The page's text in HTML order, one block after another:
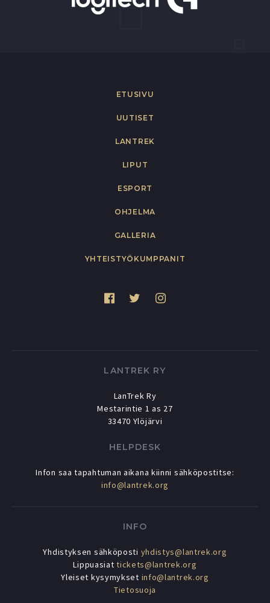
ETUSIVU
UUTISET
LANTREK
LIPUT
ESPORT
OHJELMA
GALLERIA
YHTEISTYÖKUMPPANIT
LANTREK RY
LanTrek Ry
Mestarintie 1 as 27
33470 Ylöjärvi
HELPDESK
Infon saa tapahtuman aikana kiinni sähköpostitse:
info@lantrek.org
INFO
Yhdistyksen sähköposti yhdistys@lantrek.org
Lippuasiattickets@lantrek.org
Yleiset kysymykset info@lantrek.org
Tietosuoja